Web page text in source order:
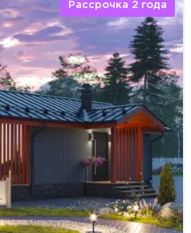
Рассрочка 2 года